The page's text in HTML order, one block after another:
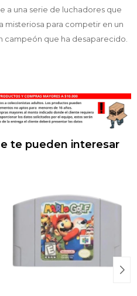
a una serie de luchadores que
misteriosa para competir en un
campeón que ha desaparecido.
te pueden interesar